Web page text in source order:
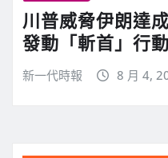
川普威脅伊朗達
發動「斬首」行動
新一代時報 8 月 4,